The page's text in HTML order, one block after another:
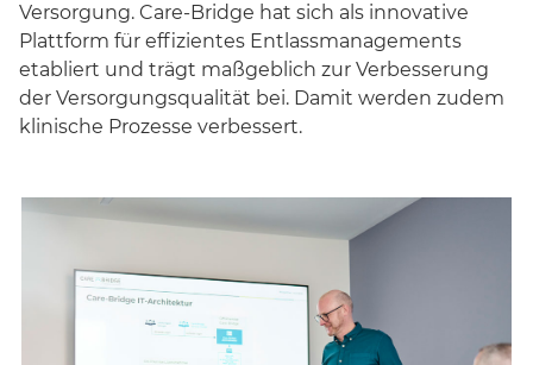
Versorgung. Care-Bridge hat sich als innovative
Plattform für effizientes Entlassmanagements
etabliert und trägt maßgeblich zur Verbesserung
der Versorgungsqualität bei. Damit werden zudem
klinische Prozesse verbessert.